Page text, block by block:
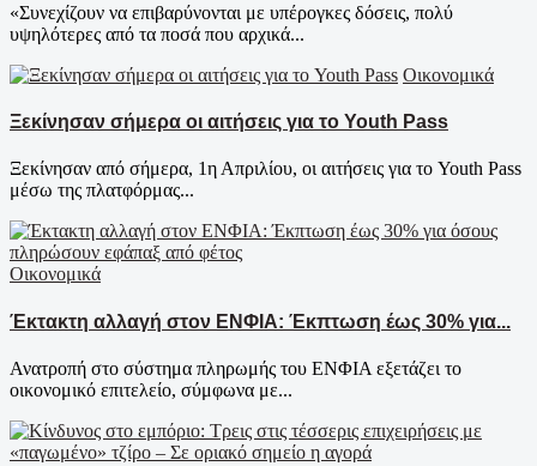
«Συνεχίζουν να επιβαρύνονται με υπέρογκες δόσεις, πολύ
υψηλότερες από τα ποσά που αρχικά...
Οικονομικά
Ξεκίνησαν σήμερα οι αιτήσεις για το Youth Pass
Ξεκίνησαν από σήμερα, 1η Απριλίου, οι αιτήσεις για το Youth Pass
μέσω της πλατφόρμας...
Οικονομικά
Έκτακτη αλλαγή στον ΕΝΦΙΑ: Έκπτωση έως 30% για...
Ανατροπή στο σύστημα πληρωμής του ΕΝΦΙΑ εξετάζει το
οικονομικό επιτελείο, σύμφωνα με...